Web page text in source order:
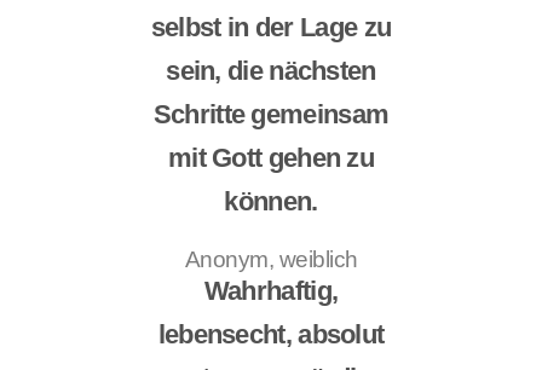
selbst in der Lage zu
sein, die nächsten
Schritte gemeinsam
mit Gott gehen zu
können.
Anonym, weiblich
Wahrhaftig,
lebensecht, absolut